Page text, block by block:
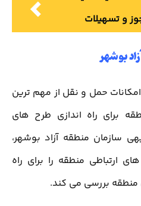
و تسهیلات
بوشهر
حمل و نقل از مهم ترین
برای راه اندازی طرح های
سازمان منطقه آزاد بوشهر،
ارتباطی منطقه را برای راه
منطقه بررسی می کند.